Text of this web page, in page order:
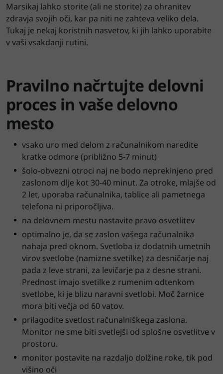
Marsikaj lahko storite (ali ne storite) za ohranitev
zdravja svojih oči, kar pa niti ne zahteva veliko dela.
Tukaj je nekaj koristnih nasvetov, ki jih lahko uporabite
v vaši vsakdanji rutini.
Pravilno načrtujte delovni
proces in vaše delovno
mesto
vsako uro med delom z računalnikom naredite
kratke odmore (približno 5-7 minut)
šolo-obvezni otroci naj ne bodo neprekinjeno pred
zaslonom dlje kot 30-40 minut. Za otroke, mlajše od
2 let, uporaba računalnika, tablice ali pametnega
telefona ni priporočljiva.
na delovnem mestu nastavite pravo osvetlitev
optimalno je, da se zaslon vašega računalnika
nahaja pred oknom. Svetloba iz dodatnih umetnih
virov svetlobe (namizne svetilke) za desničarje naj
pada z leve strani, za levičarje pa z desne strani.
Prednost imajo svetilke z rumenim odtenkom
svetlobe, ki je blizu naravni svetlobi. Moč žarnice
mora biti večja od 60 vatov.
prilagodite svetlost računalniškega zaslona.
Monitor ne sme biti svetlejši od splošne osvetlitve v
prostoru.
monitor postavite na razdaljo dolžine roke, tik pod
višino oči